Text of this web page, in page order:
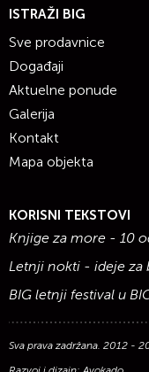
ISTRAŽI BIG
Sve prodavnice
Događaji
Aktuelne ponude
Galerija
Kontakt
Mapa objekta
KORISNI TEKSTOVI
Knjige za more - 10
Letnji nokti - ideje za
BIG letnji festival u
Sva prava zadržana. 2012 -